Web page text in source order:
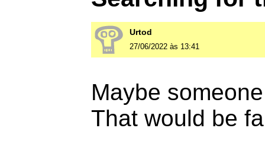
Urtod
27/06/2022 às 13:41
Maybe
That would be